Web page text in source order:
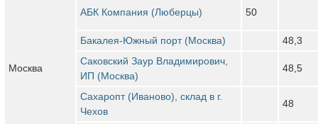
Москва
АБК Компания (Люберцы) 50
Бакалея-Южный порт (Москва)
48,3
Саковский Заур Владимирович,
ИП (Москва)
48,5
Сахаропт (Иваново), склад в г.
Чехов
48